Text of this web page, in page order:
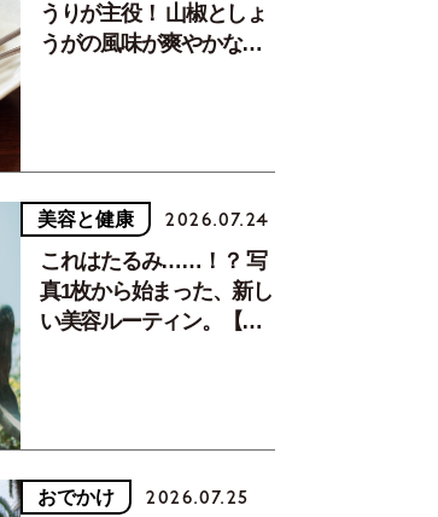
うりが主役！ 山椒としょ
うがの風味が爽やかな、
美容と健康 2026.07.24
これはたるみ……！？ 写
真1枚から始まった、新し
い美容ルーティン。【中
おでかけ 2026.07.25